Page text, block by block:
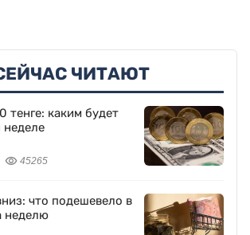
ЧИТАЮТ
тенге: каким будет
неделе
45265
что подешевело в
неделю